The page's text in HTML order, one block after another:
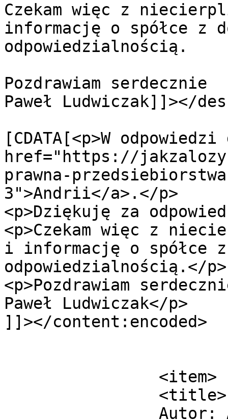
Czekam więc z
informację o spółce z
odpowiedzialnością.
Pozdrawiam serdecznie
Paweł Ludwiczak]]></
[CDATA[<p>W
href="https://
prawna-
3">Andrii</a>.</p>
<p>Dziękuję za
<p>Czekam więc z
i informację o spółce z
odpowiedzialnością.</p>
<p>Pozdrawiam
Paweł Ludwiczak</p>
]]></content:encoded>